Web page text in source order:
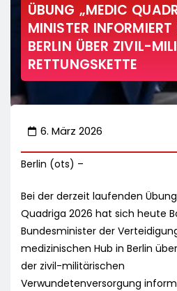
ÜBUNG „MEDIC
MINISTER
BERLIN ÜBER ZIVIL-
RETTUNGSKETTE
6. März 2026
Berlin (ots) –
Bei der derzeit laufenden
Quadriga 2026 hat sich heute
Bundesminister der
medizinischen Hub in Berlin
der zivil-militärischen
Verwundetenversorgung